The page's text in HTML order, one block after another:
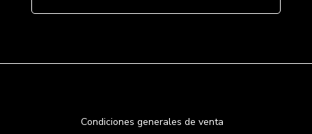
Condiciones generales de venta